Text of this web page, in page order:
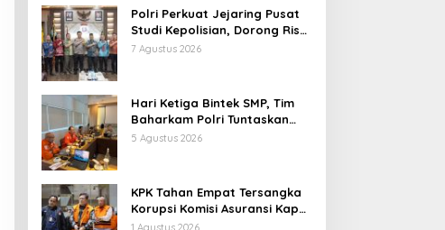
Polri Perkuat Jejaring Pusat
Studi Kepolisian, Dorong Riset
Jadi Dasar Kebijakan dan
7 Agustus 2026
Hari Ketiga Bintek SMP, Tim
Baharkam Polri Tuntaskan
Pemeriksaan Pola
5 Agustus 2026
KPK Tahan Empat Tersangka
Korupsi Komisi Asuransi Kapal
PT Pelni